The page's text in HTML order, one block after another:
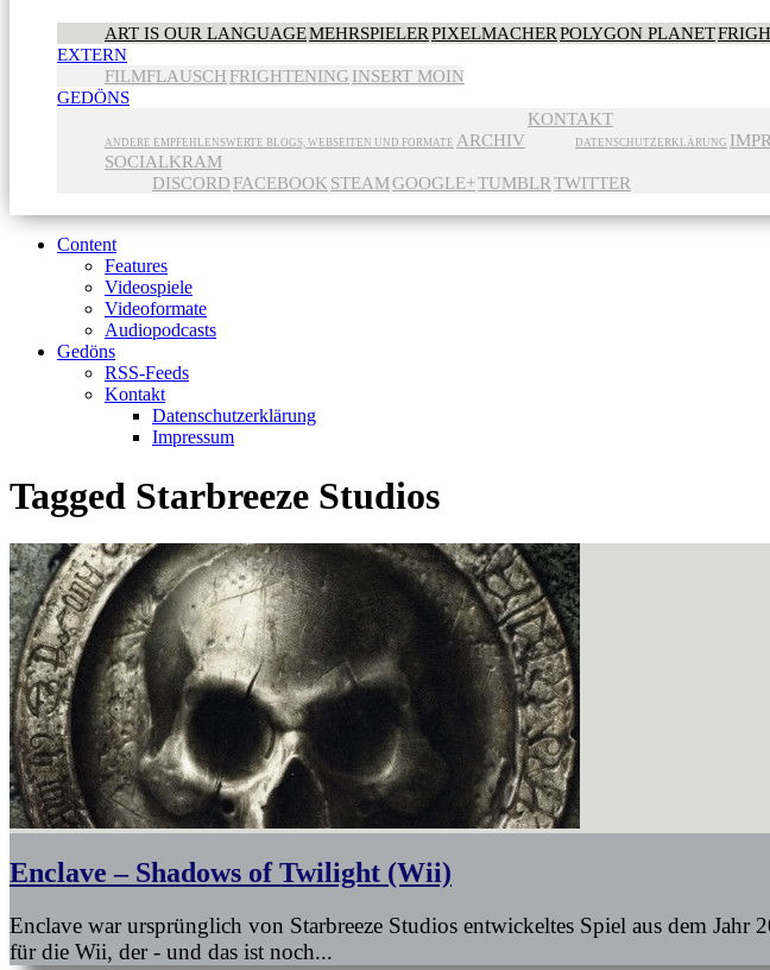
ART IS OUR LANGUAGEMEHRSPIELERPIXELMACHERPOLYGON PLANET
EXTERN
FILMFLAUSCH FRIGHTENING INSERT MOIN
GEDÖNS
ANDERE EMPFEHLENSWERTE BLOGS, WEBSEITEN UND FORMATE ARCHIV
KONTAKT
DATENSCHUTZERKLÄRUNG
SOCIALKRAM
DISCORD FACEBOOK STEAMGOOGLE+TUMBLRTWITTER
Content
Features
Videospiele
Videoformate
Audiopodcasts
Gedöns
RSS-Feeds
Kontakt
Datenschutzerklärung
Impressum
Tagged Starbreeze Studios
Enclave – Shadows of Twilight (Wii)
Enclave war ursprünglich von Starbreeze Studios entwickeltes Spiel aus dem
für die Wii, der - und das ist noch...